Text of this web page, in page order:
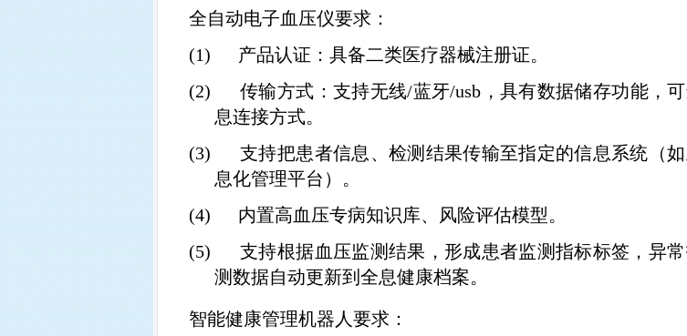
全自动电子血压仪要求：
(1)
产品认证：具备二类医疗器械注册证。
(2)
传输方式：支持无线/蓝牙/usb ，具有数据储存功能，
息连接方式。
(3)
支持把患者信息、检测结果传输至指定的信息系统（
息化管理平台）。
(4)
内置高血压专病知识库、风险评估模型。
(5)
支持根据血压监测结果，形成患者监测指标标签，异
测数据自动更新到全息健康档案。
智能健康管理机器人要求：